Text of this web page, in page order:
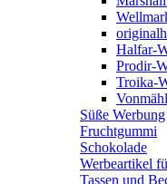
Halfar-
Prodir-
Troika-
Süße Werbung
Fruchtgummi
Schokolade
Werbeartikel
Tassen und